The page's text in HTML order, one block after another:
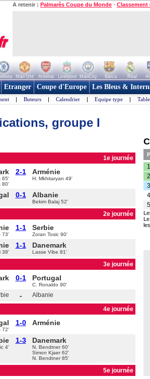
A retenir : Palmarès Coupe du Monde - Classement
Man Utd Arsenal Liverpool ManCity Barca Real
Etranger Coupe d'Europe Les Bleus &
| Buteurs | Calendrier | Equipe type |
groupe I
1e journée
2-1 Arménie
65'
80'
H. Mkhitaryan 49'
0-1 Albanie
Bekim Balaj 52'
2e journée
1-1 Serbie
73' Zoran Tosic 90'
1-1 Danemark
38' Lasse Vibe 81'
3e journée
0-1 Portugal
C. Ronaldo 90'
-
Albanie
4e journée
1-0 Arménie
72'
1-3 Danemark
4'
N. Bendtner 60'
Simon Kjaer 62'
N. Bendtner 85'
5e journée
P
1
2
3
4
5